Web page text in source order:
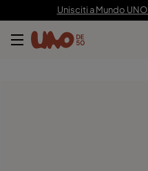
Unisciti a Mundo UNO